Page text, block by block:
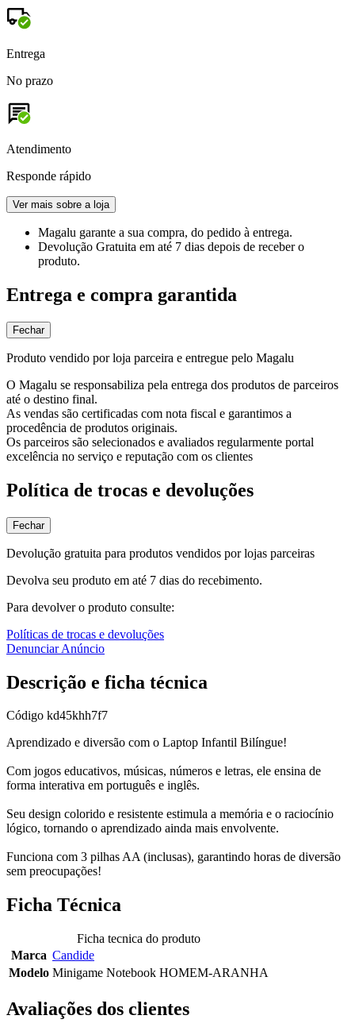
Entrega
No prazo
Atendimento
Responde rápido
Ver mais sobre a loja
Magalu garante a sua compra, do pedido à entrega.
Devolução Gratuita em até 7 dias depois de receber o
produto.
Entrega e compra garantida
Fechar
Produto vendido por loja parceira e entregue pelo Magalu
O Magalu se responsabiliza pela entrega dos produtos de parceiros
até o destino final.
As vendas são certificadas com nota fiscal e garantimos a
procedência de produtos originais.
Os parceiros são selecionados e avaliados regularmente portal
excelência no serviço e reputação com os clientes
Política de trocas e devoluções
Fechar
Devolução gratuita para produtos vendidos por lojas parceiras
Devolva seu produto em até 7 dias do recebimento.
Para devolver o produto consulte:
Políticas de trocas e devoluções
Denunciar Anúncio
Descrição e ficha técnica
Código kd45khh7f7
Aprendizado e diversão com o Laptop Infantil Bilíngue!
Com jogos educativos, músicas, números e letras, ele ensina de
forma interativa em português e inglês.
Seu design colorido e resistente estimula a memória e o raciocínio
lógico, tornando o aprendizado ainda mais envolvente.
Funciona com 3 pilhas AA (inclusas), garantindo horas de diversão
sem preocupações!
Ficha Técnica
Ficha tecnica do produto
Marca Candide
Modelo Minigame Notebook HOMEM-ARANHA
Avaliações dos clientes